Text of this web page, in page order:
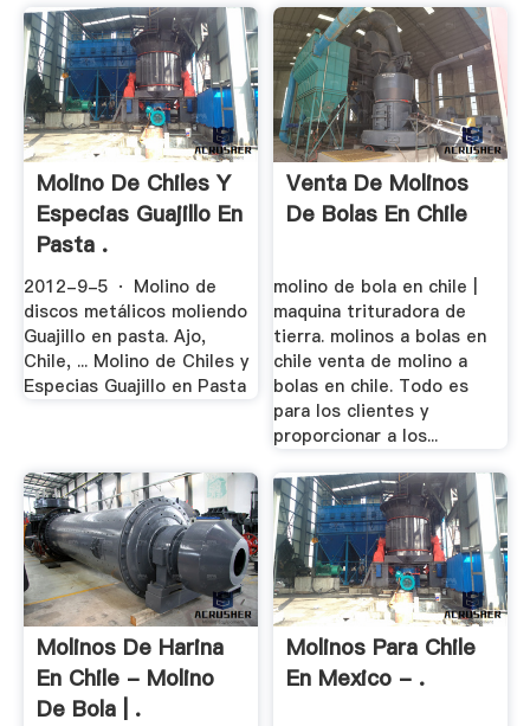
Molino De Chiles Y
Especias Guajillo En
Pasta .
2012-9-5 · Molino de
discos metálicos moliendo
Guajillo en pasta. Ajo,
Chile, ... Molino de Chiles y
Especias Guajillo en Pasta
Venta De Molinos
De Bolas En Chile
molino de bola en chile |
maquina trituradora de
tierra. molinos a bolas en
chile venta de molino a
bolas en chile. Todo es
para los clientes y
proporcionar a los...
Molinos De Harina
En Chile - Molino
De Bola | .
Molinos Para Chile
En Mexico - .